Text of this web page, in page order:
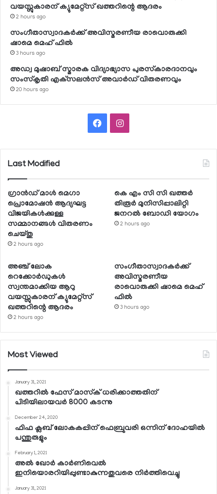
വയസ്സുകാരന് ക്യുമേറ്റ്‌സ് ഖത്തറിന്റെ ആദരം
2 hours ago
സംഗീതാസ്വാദകര്‍ക്ക് അവിസ്മരണീയ രാവൊരുക്കി
ഷാമെ മെഹ് ഫില്‍
3 hours ago
അഡ്വ മുഷാബ് സ്മാരക വിദ്യാഭ്യാസ പുരസ്‌കാരദാനവും
സംസ്‌കൃതി എക്‌സലന്‍സ് അവാര്‍ഡ് വിതരണവും
20 hours ago
FacebookInstagram
Last Modified
ഗ്രാന്‍ഡ് മാള്‍ മെഗാ
പ്രൊമോഷന്‍ ആദ്യഘട്ട
വിജയികള്‍ക്കുള്ള
സമ്മാനങ്ങള്‍ വിതരണം
ചെയ്തു
2 hours ago
കെ എം സി സി ഖത്തര്‍
തിരൂര്‍ മുനിസിപ്പാലിറ്റി
ജനറല്‍ ബോഡി യോഗം
2 hours ago
അഞ്ച് ലോക
റെക്കോര്‍ഡുകള്‍
സ്വന്തമാക്കിയ ആറു
വയസ്സുകാരന് ക്യുമേറ്റ്‌സ്
ഖത്തറിന്റെ ആദരം
2 hours ago
സംഗീതാസ്വാദകര്‍ക്ക്
അവിസ്മരണീയ
രാവൊരുക്കി ഷാമെ മെഹ്
ഫില്‍
3 hours ago
Most Viewed
January 31, 2021
ഖത്തറില്‍ ഫേസ് മാസ്‌ക് ധരിക്കാത്തതിന്
പിടിയിലായവര്‍ 8000 കടന്നു
December 24, 2020
ഫിഫ ക്ലബ് ലോകകപ്പിന് ഫെബ്രുവരി ഒന്നിന് ദോഹയില്‍
പന്തുരുളും
February 1, 2021
അല്‍ ഖോര്‍ കാര്‍ണിവെല്‍
ഇനിയൊരറിയിപ്പുണ്ടാകുന്നതുവരെ നിര്‍ത്തിവെച്ചു
January 31, 2021